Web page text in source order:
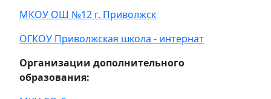
МКОУ ОШ №12 г. Приволжск
ОГКОУ Приволжская школа - интернат
Организации дополнительного
образования: